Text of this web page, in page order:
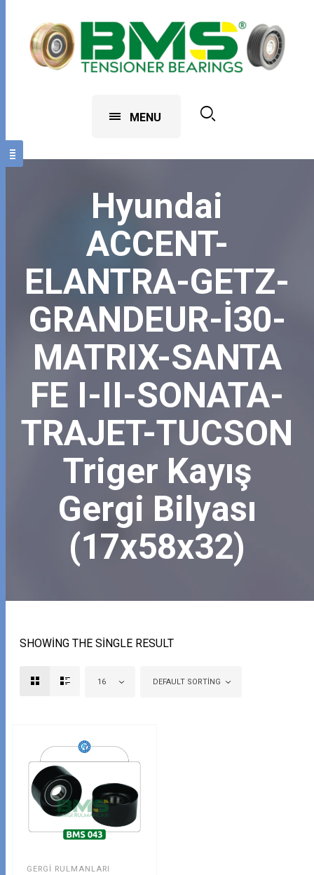
MENU
Hyundai
ACCENT-
ELANTRA-GETZ-
GRANDEUR-İ30-
MATRIX-SANTA
FE I-II-SONATA-
TRAJET-TUCSON
Triger Kayış
Gergi Bilyası
(17x58x32)
SHOWING THE SINGLE RESULT
16 DEFAULT SORTING
GERGI RULMANLARI